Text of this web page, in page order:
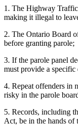
1. The Highway
making it illegal to
2. The Ontario Board
before granting parole;
3. If the parole panel
must provide a
4. Repeat offenders in
risky in the parole
5. Records, including
Act, be in the hands of